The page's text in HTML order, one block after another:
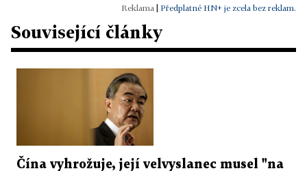
Předplatné HN+ je zcela bez reklam.
Související články
Čína vyhrožuje, její velvyslanec musel "na